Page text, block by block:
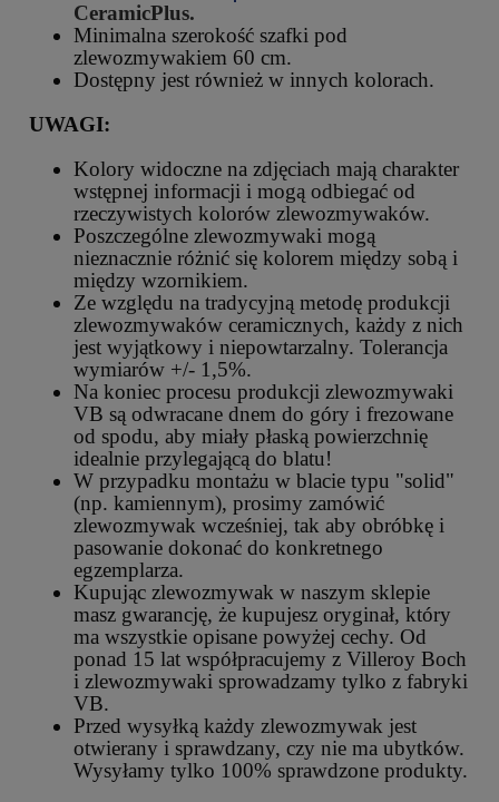
CeramicPlus.
Minimalna szerokość szafki pod
zlewozmywakiem 60 cm.
Dostępny jest również w innych kolorach.
UWAGI:
Kolory widoczne na zdjęciach mają charakter
wstępnej informacji i mogą odbiegać od
rzeczywistych kolorów zlewozmywaków.
Poszczególne zlewozmywaki mogą
nieznacznie różnić się kolorem między sobą i
między wzornikiem.
Ze względu na tradycyjną metodę produkcji
zlewozmywaków ceramicznych, każdy z nich
jest wyjątkowy i niepowtarzalny. Tolerancja
wymiarów +/- 1,5%.
Na koniec procesu produkcji zlewozmywaki
VB są odwracane dnem do góry i frezowane
od spodu, aby miały płaską powierzchnię
idealnie przylegającą do blatu!
W przypadku montażu w blacie typu "solid"
(np. kamiennym), prosimy zamówić
zlewozmywak wcześniej, tak aby obróbkę i
pasowanie dokonać do konkretnego
egzemplarza.
Kupując zlewozmywak w naszym sklepie
masz gwarancję, że kupujesz oryginał, który
ma wszystkie opisane powyżej cechy. Od
ponad 15 lat współpracujemy z Villeroy Boch
i zlewozmywaki sprowadzamy tylko z fabryki
VB.
Przed wysyłką każdy zlewozmywak jest
otwierany i sprawdzany, czy nie ma ubytków.
Wysyłamy tylko 100% sprawdzone produkty.